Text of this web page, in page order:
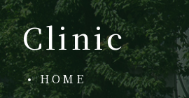
Clinic
HOME